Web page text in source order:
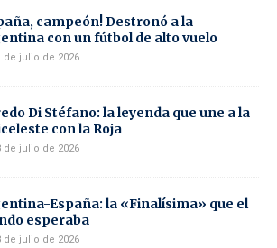
campeón! Destronó a la
con un fútbol de alto vuelo
de julio de 2026
Di Stéfano: la leyenda que une a la
con la Roja
de julio de 2026
España: la «Finalísima» que el
esperaba
de julio de 2026